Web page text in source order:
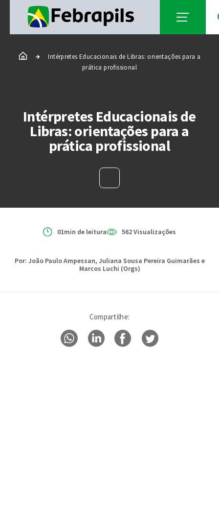
Intérpretes Educacionais de Libras: orientações para a
prática profissional
Intérpretes Educacionais de
Libras: orientações para a
prática profissional
01min de leitura 562 Visualizações
Por: João Paulo Ampessan, Juliana Sousa Pereira Guimarães e
Marcos Luchi (Orgs)
Compartilhe: